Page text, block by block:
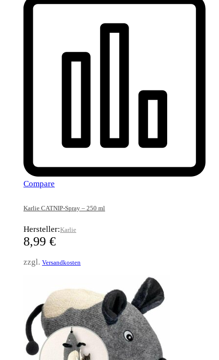
Compare
Karlie CATNIP-Spray – 250 ml
Hersteller:Karlie
8,99 €
zzgl. Versandkosten